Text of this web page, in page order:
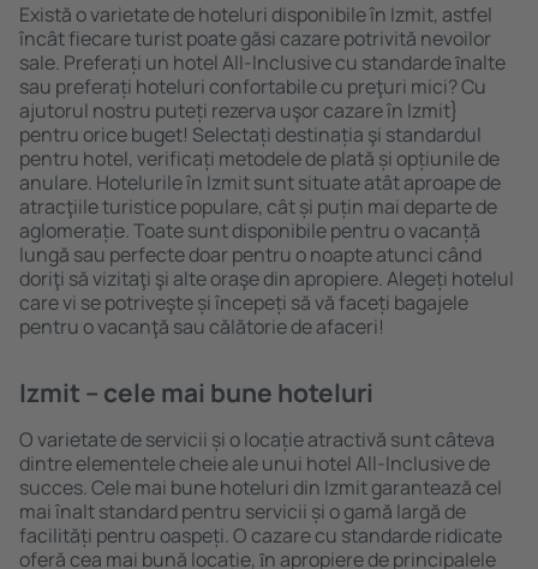
Există o varietate de hoteluri disponibile în Izmit, astfel
încât fiecare turist poate găsi cazare potrivită nevoilor
sale. Preferați un hotel All-Inclusive cu standarde ȋnalte
sau preferați hoteluri confortabile cu preţuri mici? Cu
ajutorul nostru puteți rezerva uşor cazare în Izmit}
pentru orice buget! Selectați destinația şi standardul
pentru hotel, verificați metodele de plată și opțiunile de
anulare. Hotelurile în Izmit sunt situate atât aproape de
atracţiile turistice populare, cât și puțin mai departe de
aglomerație. Toate sunt disponibile pentru o vacanță
lungă sau perfecte doar pentru o noapte atunci când
doriţi să vizitaţi şi alte oraşe din apropiere. Alegeți hotelul
care vi se potriveşte și începeți să vă faceți bagajele
pentru o vacanţă sau călătorie de afaceri!
Izmit – cele mai bune hoteluri
O varietate de servicii și o locație atractivă sunt câteva
dintre elementele cheie ale unui hotel All-Inclusive de
succes. Cele mai bune hoteluri din Izmit garantează cel
mai înalt standard pentru servicii și o gamă largă de
facilități pentru oaspeți. O cazare cu standarde ridicate
oferă cea mai bună locație, ȋn apropiere de principalele